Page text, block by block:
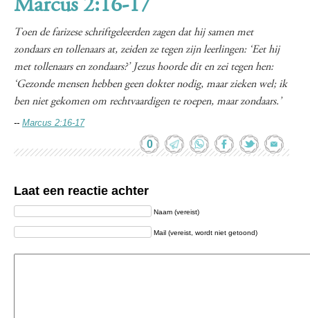
Marcus 2:16-17
Toen de farizese schriftgeleerden zagen dat hij samen met
zondaars en tollenaars at, zeiden ze tegen zijn leerlingen: ‘Eet hij
met tollenaars en zondaars?’ Jezus hoorde dit en zei tegen hen:
‘Gezonde mensen hebben geen dokter nodig, maar zieken wel; ik
ben niet gekomen om rechtvaardigen te roepen, maar zondaars.’
-- Marcus 2:16-17
0
Laat een reactie achter
Naam (vereist)
Mail (vereist, wordt niet getoond)